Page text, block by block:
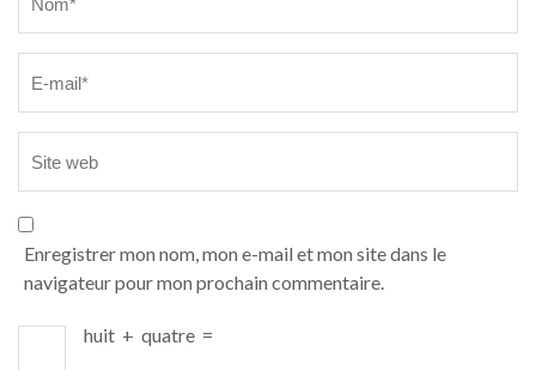
Enregistrer mon nom, mon e-mail et mon site dans le
navigateur pour mon prochain commentaire.
huit + quatre =